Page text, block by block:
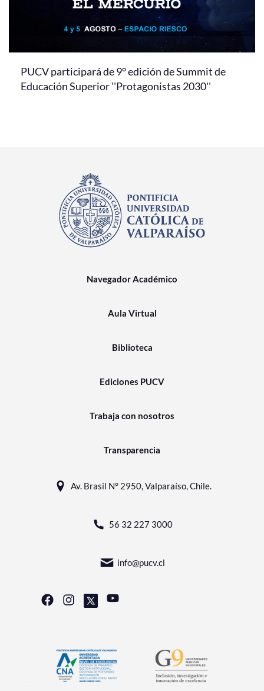
PUCV participará de 9° edición de Summit de
Educación Superior ''Protagonistas 2030''
Navegador Académico
Aula Virtual
Biblioteca
Ediciones PUCV
Trabaja con nosotros
Transparencia
Av. Brasil N° 2950, Valparaíso, Chile.
56 32 227 3000
info@pucv.cl